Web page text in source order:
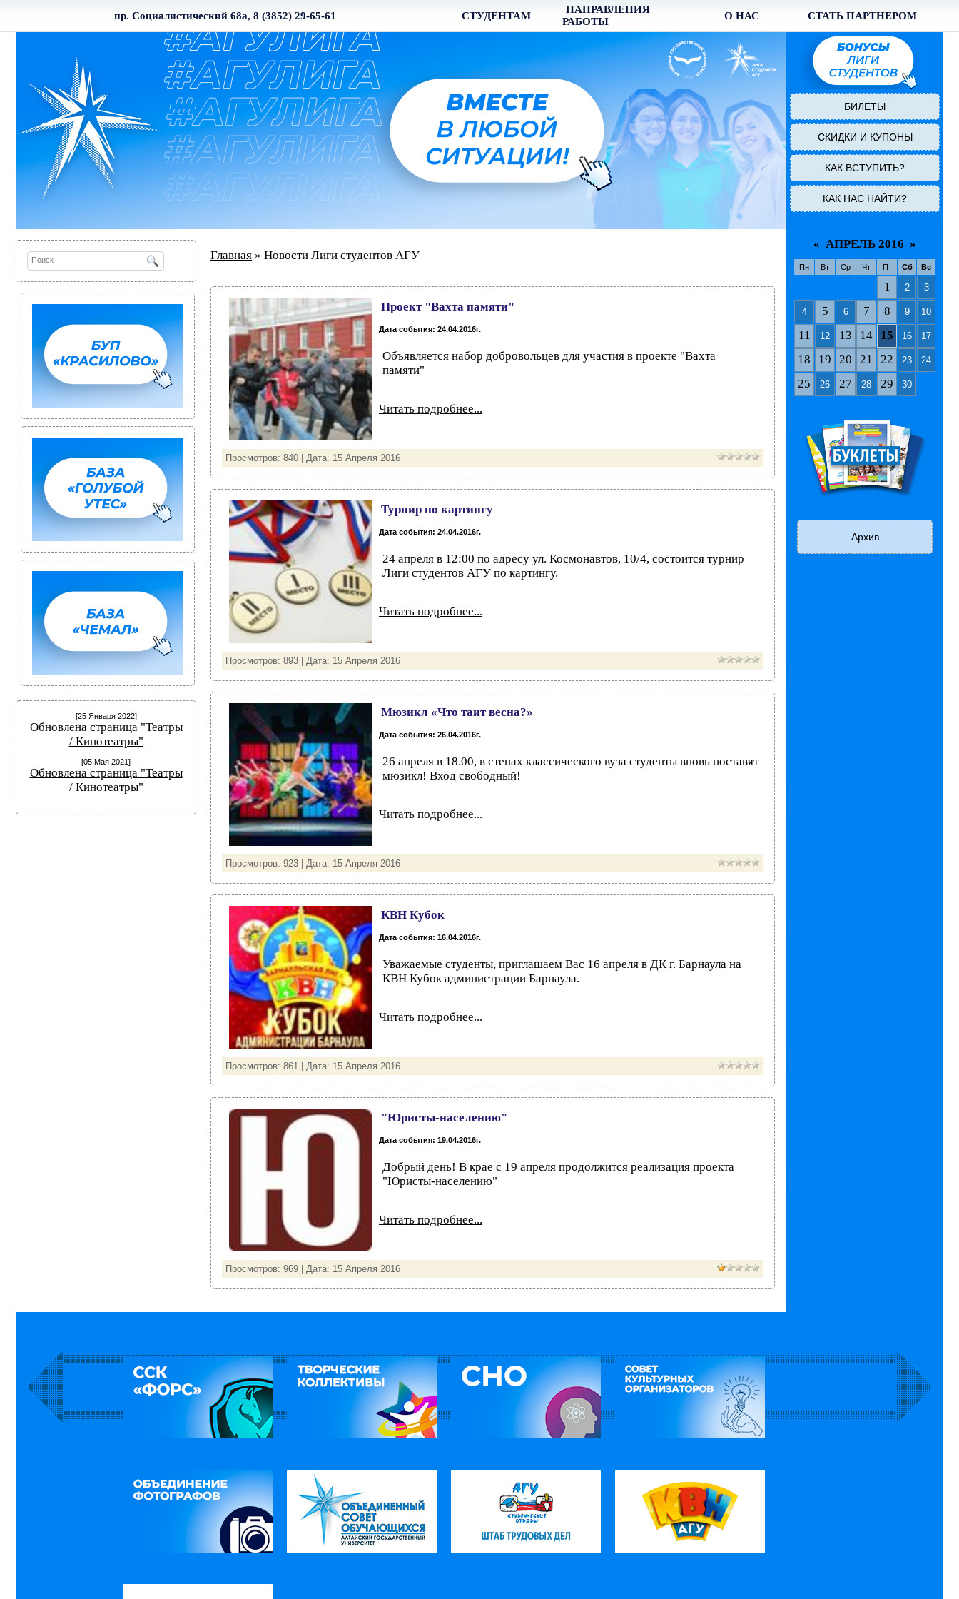
пр. Социалистический 68а, 8 (3852) 29-65-61 СТУДЕНТАМ
НАПРАВЛЕНИЯ
РАБОТЫ
О НАС СТАТЬ ПАРТНЕРОМ
БИЛЕТЫ
СКИДКИ И КУПОНЫ
КАК ВСТУПИТЬ?
КАК НАС НАЙТИ?
[25 Января 2022]
Обновлена страница "Театры
/ Кинотеатры"
[05 Мая 2021]
Обновлена страница "Театры
/ Кинотеатры"
Главная » Новости Лиги студентов АГУ
Проект "Вахта памяти"
Дата события: 24.04.2016г.
Объявляется набор добровольцев для участия в проекте "Вахта
памяти"
Читать подробнее...
Просмотров: 840 | Дата: 15 Апреля 2016
Турнир по картингу
Дата события: 24.04.2016г.
24 апреля в 12:00 по адресу ул. Космонавтов, 10/4, состоится турнир
Лиги студентов АГУ по картингу.
Читать подробнее...
Просмотров: 893 | Дата: 15 Апреля 2016
Мюзикл «Что таит весна?»
Дата события: 26.04.2016г.
26 апреля в 18.00, в стенах классического вуза студенты вновь поставят
мюзикл! Вход свободный!
Читать подробнее...
Просмотров: 923 | Дата: 15 Апреля 2016
КВН Кубок
Дата события: 16.04.2016г.
Уважаемые студенты, приглашаем Вас 16 апреля в ДК г. Барнаула на
КВН Кубок администрации Барнаула.
Читать подробнее...
Просмотров: 861 | Дата: 15 Апреля 2016
"Юристы-населению"
Дата события: 19.04.2016г.
Добрый день! В крае с 19 апреля продолжится реализация проекта
"Юристы-населению"
Читать подробнее...
Просмотров: 969 | Дата: 15 Апреля 2016
« АПРЕЛЬ 2016 »
Пн Вт Ср Чт Пт Сб Вс
1 2 3
4 5 6 7 8 9 10
11 12 13 14 15 16 17
18 19 20 21 22 23 24
25 26 27 28 29 30
Архив